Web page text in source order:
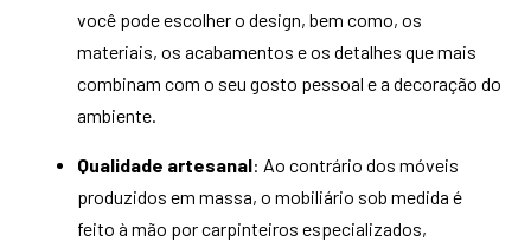
você pode escolher o design, bem como, os
materiais, os acabamentos e os detalhes que mais
combinam com o seu gosto pessoal e a decoração do
ambiente.
Qualidade artesanal: Ao contrário dos móveis
produzidos em massa, o mobiliário sob medida é
feito à mão por carpinteiros especializados,